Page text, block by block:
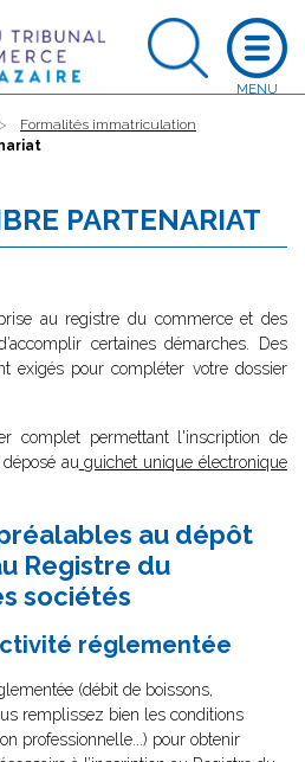
Formalités immatriculation
PARTENARIAT
au registre du commerce et des
certaines démarches. Des
exigés pour compléter votre dossier
complet permettant l'inscription de
au guichet unique électronique
au dépôt
Registre du
sociétés
réglementée
(débit de boissons,
remplissez bien les conditions
professionnelle...) pour obtenir